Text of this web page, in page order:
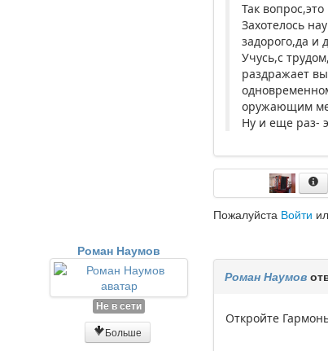
Так
Захотелось
задорого,да и
Учусь,с
раздражает
оружающим
Ну и еще раз-
Пожалуйста Войти
Роман Наумов
Не в сети
Больше
Роман Наумов
Откройте